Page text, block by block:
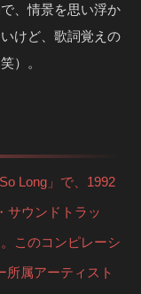
、情景を思い浮か
けど、歌詞覚えの
）。
Long」で、1992
サウンドトラッ
このコンピレーシ
所属アーティスト